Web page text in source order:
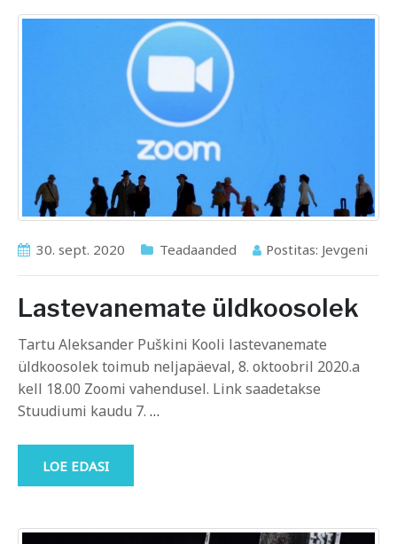
30. sept. 2020 Teadaanded Postitas: Jevgeni
Lastevanemate üldkoosolek
Tartu Aleksander Puškini Kooli lastevanemate
üldkoosolek toimub neljapäeval, 8. oktoobril 2020.a
kell 18.00 Zoomi vahendusel. Link saadetakse
Stuudiumi kaudu 7. …
LOE EDASI